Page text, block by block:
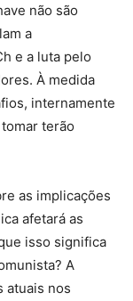
não são
a
e a luta pelo
À medida
internamente
terão
as implicações
afetará as
isso significa
A
atuais nos